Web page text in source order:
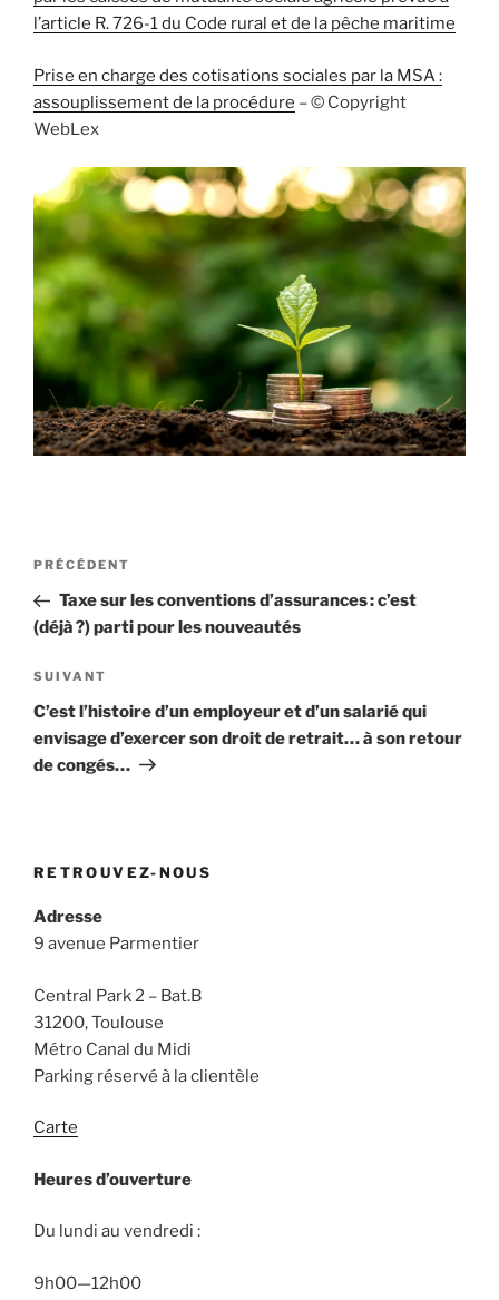
l’article R. 726-1 du Code rural et de la pêche maritime
Prise en charge des cotisations sociales par la MSA :
assouplissement de la procédure – © Copyright
WebLex
Navigation
l’article
Article
précédent
PRÉCÉDENT
Taxe sur les conventions d’assurances : c’est
(déjà ?) parti pour les nouveautés
Article
suivant
SUIVANT
C’est l’histoire d’un employeur et d’un salarié qui
envisage d’exercer son droit de retrait… à son retour
de congés…
RETROUVEZ-NOUS
Adresse
9 avenue Parmentier
Central Park 2 – Bat.B
31200, Toulouse
Métro Canal du Midi
Parking réservé à la clientèle
Carte
Heures d’ouverture
Du lundi au vendredi :
9h00—12h00